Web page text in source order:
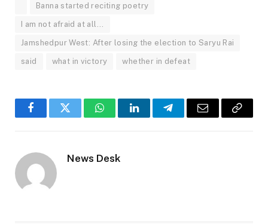
Banna started reciting poetry
I am not afraid at all...
Jamshedpur West: After losing the election to Saryu Rai
said what in victory whether in defeat
FacebookTwitter WhatsAppLinkedInTelegramEmail
Copy
News Desk